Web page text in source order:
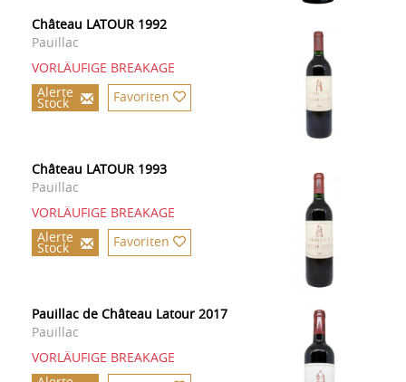
Château LATOUR 1992
Pauillac
VORLÄUFIGE BREAKAGE
Alerte
Stock Favoriten
Château LATOUR 1993
Pauillac
VORLÄUFIGE BREAKAGE
Alerte
Stock Favoriten
Pauillac de Château Latour 2017
Pauillac
VORLÄUFIGE BREAKAGE